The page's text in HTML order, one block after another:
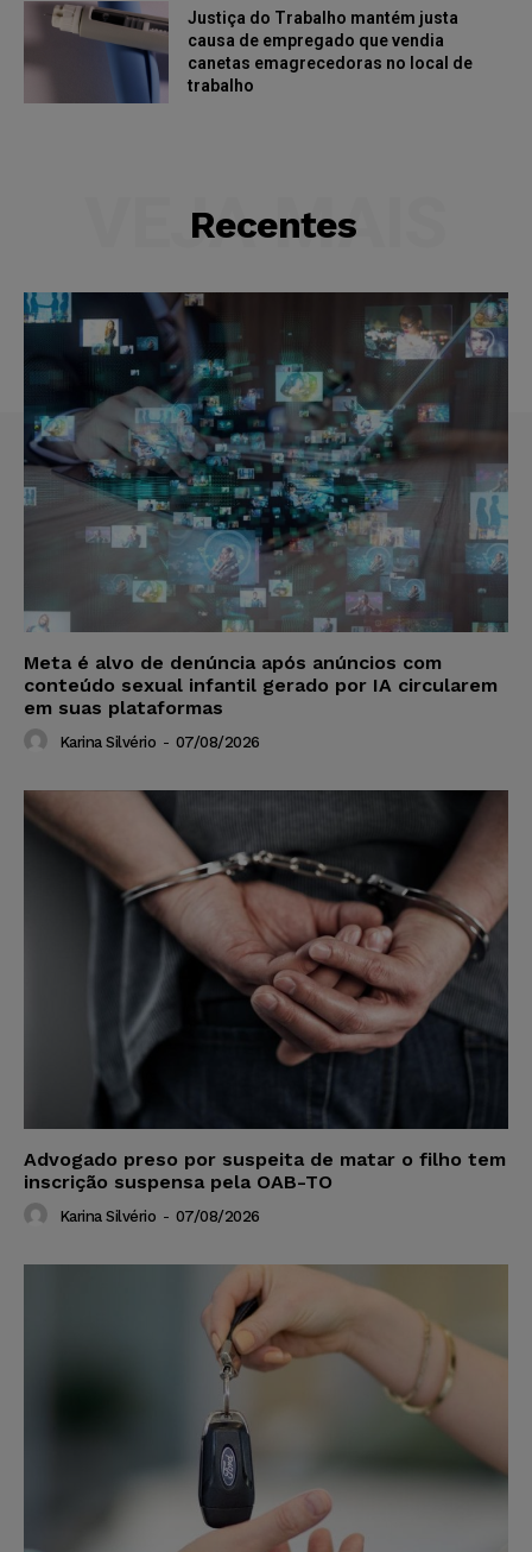
Justiça do Trabalho mantém justa
causa de empregado que vendia
canetas emagrecedoras no local de
trabalho
Recentes
VEJA MAIS
Meta é alvo de denúncia após anúncios com
conteúdo sexual infantil gerado por IA circularem
em suas plataformas
Karina Silvério - 07/08/2026
Advogado preso por suspeita de matar o filho tem
inscrição suspensa pela OAB-TO
Karina Silvério - 07/08/2026